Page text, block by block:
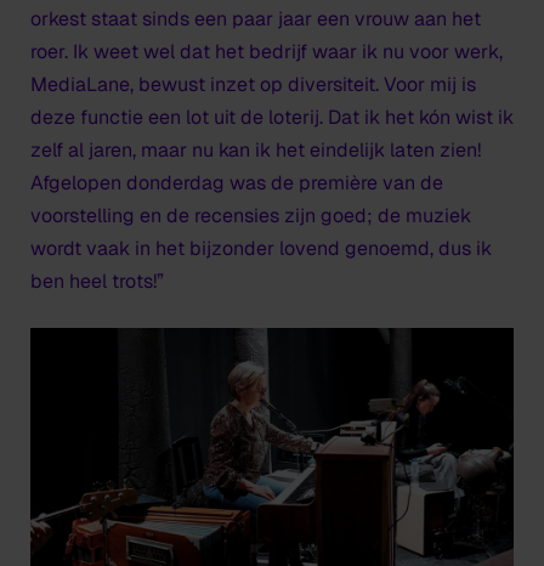
orkest staat sinds een paar jaar een vrouw aan het
roer. Ik weet wel dat het bedrijf waar ik nu voor werk,
MediaLane, bewust inzet op diversiteit. Voor mij is
deze functie een lot uit de loterij. Dat ik het kón wist ik
zelf al jaren, maar nu kan ik het eindelijk laten zien!
Afgelopen donderdag was de première van de
voorstelling en de recensies zijn goed; de muziek
wordt vaak in het bijzonder lovend genoemd, dus ik
ben heel trots!”